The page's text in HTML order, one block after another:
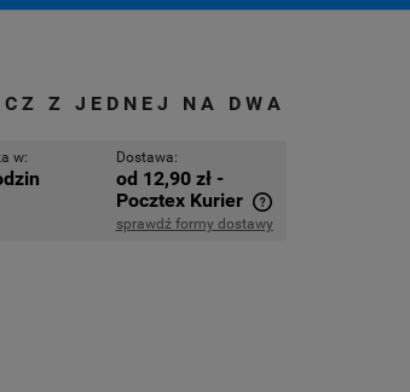
Z JEDNEJ NA DWA
w: Dostawa:
od 12,90 zł -
Pocztex Kurier
sprawdź formy dostawy